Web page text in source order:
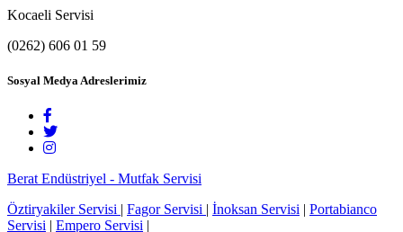
Kocaeli Servisi
(0262) 606 01 59
Sosyal Medya Adreslerimiz
Berat Endüstriyel - Mutfak Servisi
Öztiryakiler Servisi | Fagor Servisi | İnoksan Servisi | Portabianco
Servisi | Empero Servisi |